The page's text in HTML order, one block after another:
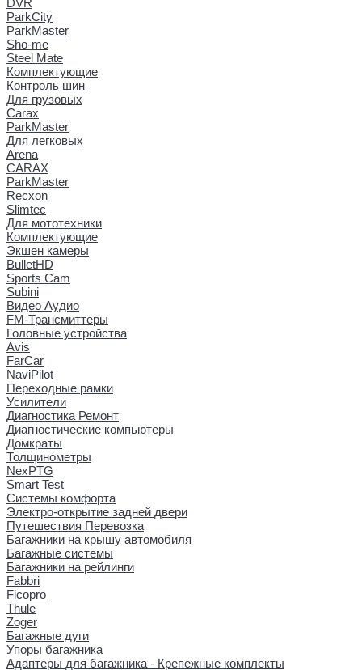
ParkCity
ParkMaster
Sho-me
Steel Mate
Комплектующие
Контроль шин
Для грузовых
Carax
ParkMaster
Для легковых
Arena
CARAX
ParkMaster
Recxon
Slimtec
Для мототехники
Комплектующие
Экшен камеры
BulletHD
Sports Cam
Subini
Видео Аудио
FM-Трансмиттеры
Головные устройства
Avis
FarCar
NaviPilot
Переходные рамки
Усилители
Диагностика Ремонт
Диагностические компьютеры
Домкраты
Толщинометры
NexPTG
Smart Test
Системы комфорта
Электро-открытие задней двери
Путешествия Перевозка
Багажники на крышу автомобиля
Багажные системы
Багажники на рейлинги
Fabbri
Ficopro
Thule
Zoger
Багажные дуги
Упоры багажника
Адаптеры для багажника - Крепежные комплекты